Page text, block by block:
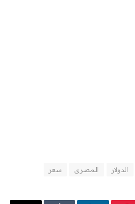
الدولار المصرى سعر